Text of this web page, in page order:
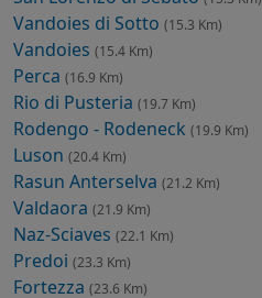
Vandoies di Sotto (15.3 Km)
Vandoies (15.4 Km)
Perca (16.9 Km)
Rio di Pusteria (19.7 Km)
Rodengo - Rodeneck (19.9 Km)
Luson (20.4 Km)
Rasun Anterselva (21.2 Km)
Valdaora (21.9 Km)
Naz-Sciaves (22.1 Km)
Predoi (23.3 Km)
Fortezza (23.6 Km)